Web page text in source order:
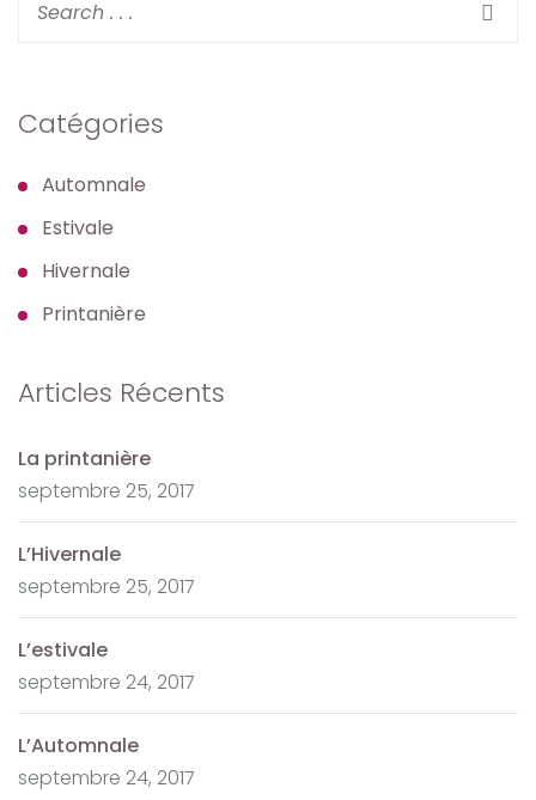
Catégories
Automnale
Estivale
Hivernale
Printanière
Articles Récents
La printanière
septembre 25, 2017
L’Hivernale
septembre 25, 2017
L’estivale
septembre 24, 2017
L’Automnale
septembre 24, 2017